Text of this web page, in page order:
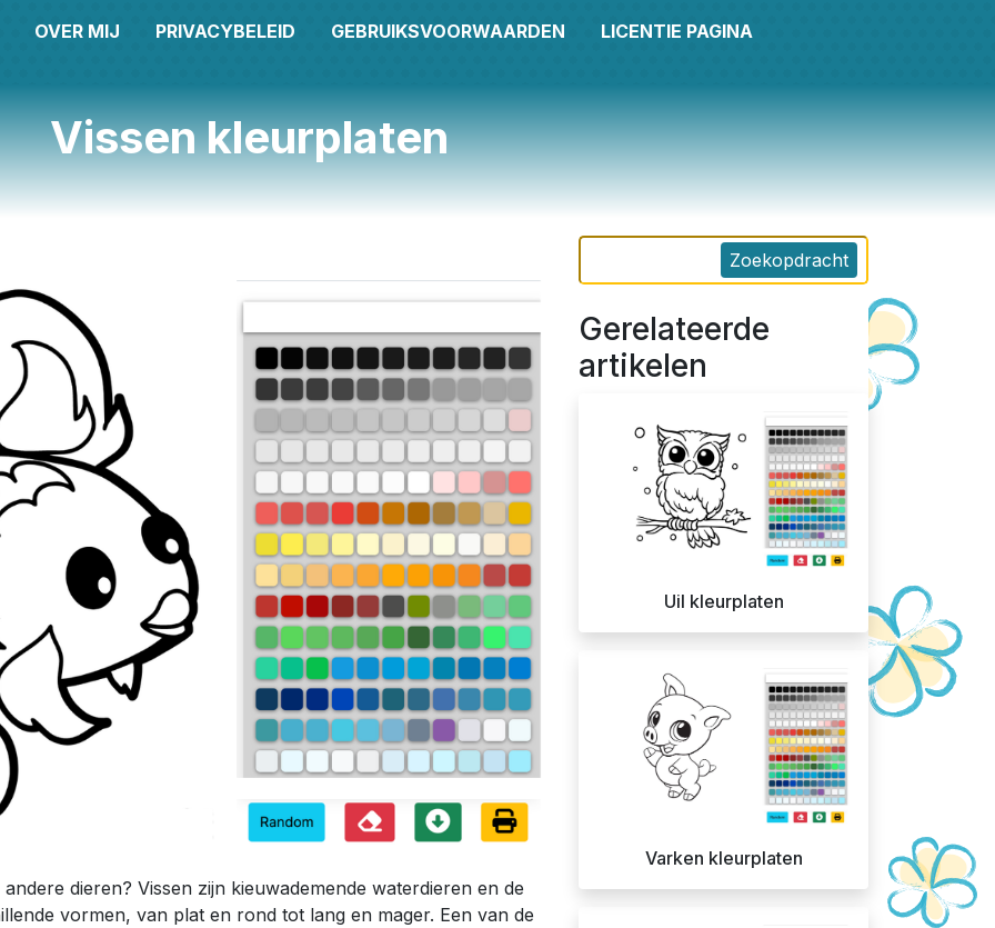
OVER MIJ PRIVACYBELEID GEBRUIKSVOORWAARDEN LICENTIE PAGINA
Vissen kleurplaten
dieren? Vissen zijn kieuwademende waterdieren en de
vormen, van plat en rond tot lang en mager. Een van de
Zoekopdracht
Gerelateerde
artikelen
Uil kleurplaten
Varken kleurplaten